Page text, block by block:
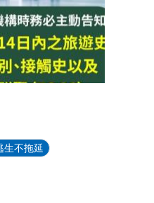
生不拖延